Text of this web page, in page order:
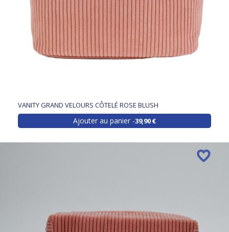
VANITY GRAND VELOURS CÔTELÉ ROSE BLUSH
Ajouter au panier 39,90 €